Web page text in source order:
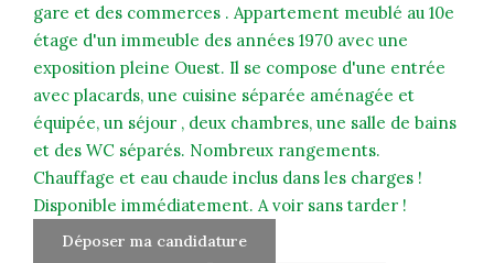
gare et des commerces . Appartement meublé au 10e
étage d'un immeuble des années 1970 avec une
exposition pleine Ouest. Il se compose d'une entrée
avec placards, une cuisine séparée aménagée et
équipée, un séjour , deux chambres, une salle de bains
et des WC séparés. Nombreux rangements.
Chauffage et eau chaude inclus dans les charges !
Disponible immédiatement. A voir sans tarder !
Déposer ma candidature